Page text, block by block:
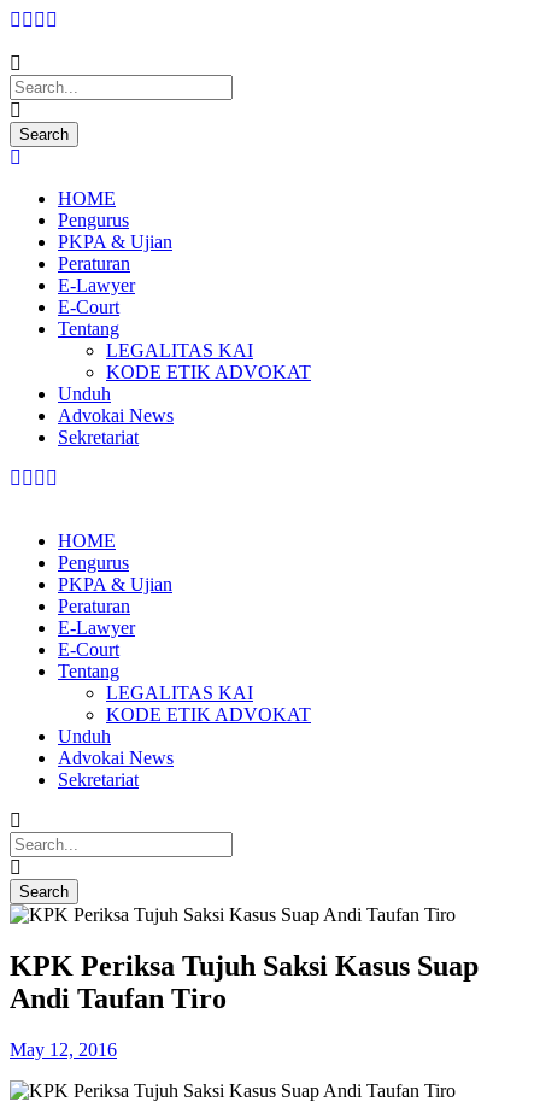
HOME
Pengurus
PKPA & Ujian
Peraturan
E-Lawyer
E-Court
Tentang
LEGALITAS KAI
KODE ETIK ADVOKAT
Unduh
Advokai News
Sekretariat
HOME
Pengurus
PKPA & Ujian
Peraturan
E-Lawyer
E-Court
Tentang
LEGALITAS KAI
KODE ETIK ADVOKAT
Unduh
Advokai News
Sekretariat
KPK Periksa Tujuh Saksi Kasus Suap
Andi Taufan Tiro
May 12, 2016